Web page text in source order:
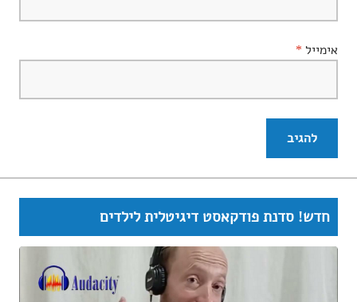
אימייל *
חדש! סדנת פודקאסט דיגיטלית לילדים